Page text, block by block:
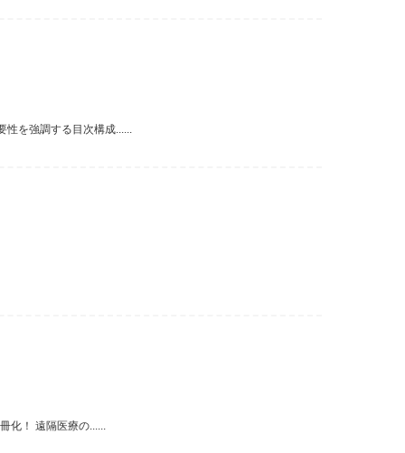
性を強調する目次構成......
化！ 遠隔医療の......